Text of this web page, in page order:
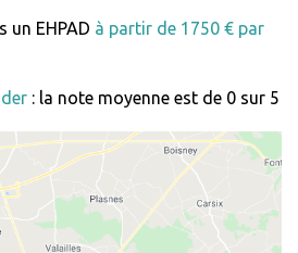
un EHPAD à partir de 1750 € par
: la note moyenne est de 0 sur 5